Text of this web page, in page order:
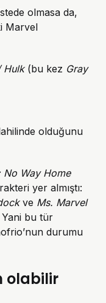
olmasa da,
Marvel
Hulk(bu kez Gray
olduğunu
No Way Home
yer almıştı:
ve Ms. Marvel
Yani bu tür
durumu
olabilir